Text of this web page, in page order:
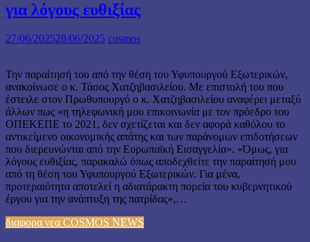
για λόγους ευθιξίας
27/06/202528/06/2025 cosmos
Την παραίτησή του από την θέση του Υφυπουργού Εξωτερικών,
ανακοίνωσε ο κ. Τάσος Χατζηβασιλείου. Με επιστολή του που
έστειλε στον Πρωθυπουργό ο κ. Χατζηβασιλείου αναφέρει μεταξύ
άλλων πως «η τηλεφωνική μου επικοινωνία με τον πρόεδρο του
ΟΠΕΚΕΠΕ το 2021, δεν σχετίζεται και δεν αφορά καθόλου το
αντικείμενο οικονομικής απάτης και των παράνομων επιδοτήσεων
που διερευνώνται από την Ευρωπαϊκή Εισαγγελία». «Όμως, για
λόγους ευθιξίας, παρακαλώ όπως αποδεχθείτε την παραίτησή μου
από τη θέση του Υφυπουργού Εξωτερικών. Για μένα,
προτεραιότητα αποτελεί η αδιατάρακτη πορεία του κυβερνητικού
έργου για την ανάπτυξη της πατρίδας»,…
διαφορα νεα COSMOS NEWS